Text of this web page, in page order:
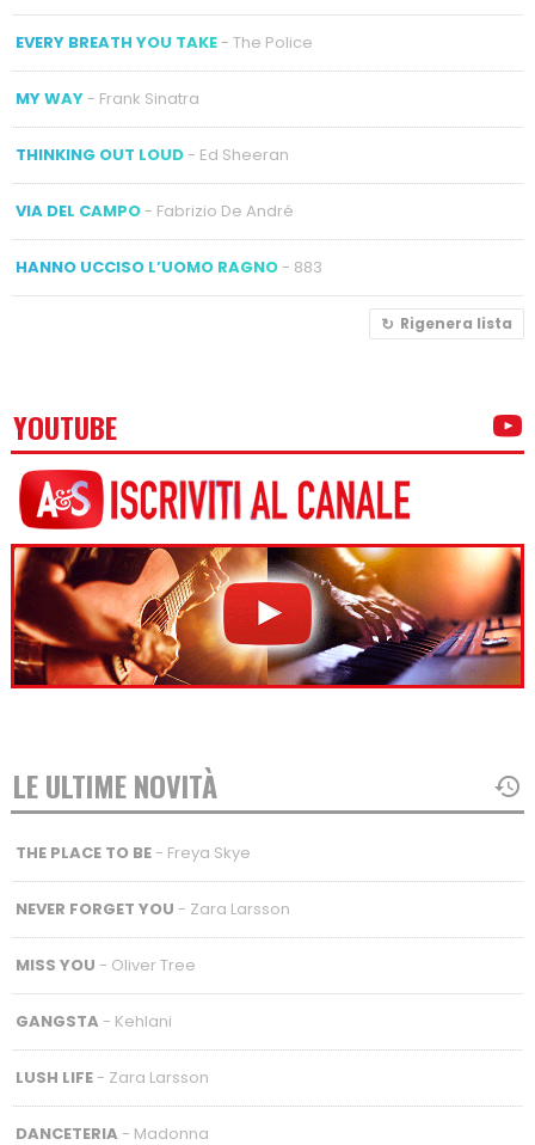
EVERY BREATH YOU TAKE- The Police
MY WAY- Frank Sinatra
THINKING OUT LOUD- Ed Sheeran
VIA DEL CAMPO- Fabrizio De André
HANNO UCCISO L’UOMO RAGNO- 883
Rigenera lista
YOUTUBE
LE ULTIME NOVITÀ
THE PLACE TO BE- Freya Skye
NEVER FORGET YOU - Zara Larsson
MISS YOU - Oliver Tree
GANGSTA - Kehlani
LUSH LIFE- Zara Larsson
DANCETERIA - Madonna